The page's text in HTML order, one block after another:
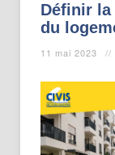
Définir
du
11 mai 2023